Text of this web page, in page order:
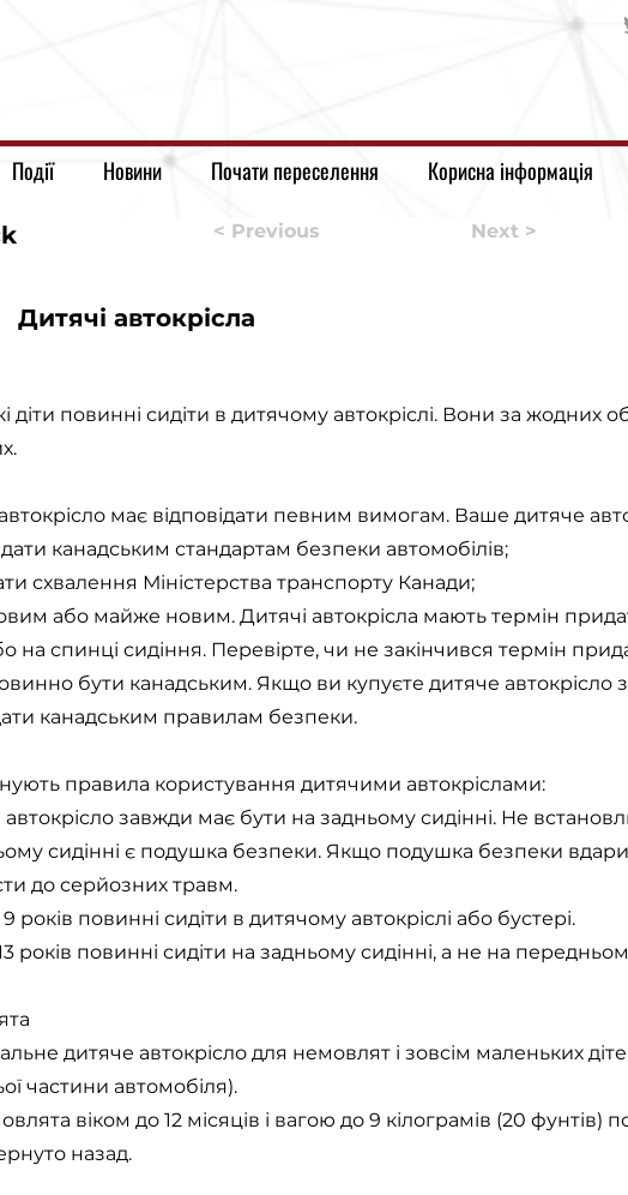
Події Новини Почати переселення Корисна інформація
< Previous Next >
Дитячі автокрісла
діти повинні сидіти в дитячому автокріслі. Вони за жодних
має відповідати певним вимогам. Ваше дитяче
канадським стандартам безпеки автомобілів;
схвалення Міністерства транспорту Канади;
або майже новим. Дитячі автокрісла мають термін
на спинці сидіння. Перевірте, чи не закінчився термін
бути канадським. Якщо ви купуєте дитяче
канадським правилам безпеки.
правила користування дитячими автокріслами:
автокрісло завжди має бути на задньому сидінні. Не
сидінні є подушка безпеки. Якщо подушка безпеки
до серйозних травм.
9 років повинні сидіти в дитячому автокріслі або бустері.
років повинні сидіти на задньому сидінні, а не на
дитяче автокрісло для немовлят і зовсім маленьких
частини автомобіля).
віком до 12 місяців і вагою до 9 кілограмів (20 фунтів)
назад.